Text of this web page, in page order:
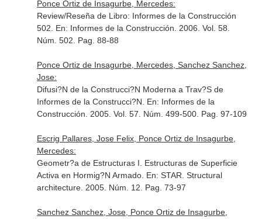
Ponce Ortiz de Insagurbe, Mercedes:
Review/Reseña de Libro: Informes de la Construcción
502. En: Informes de la Construcción . 2006. Vol. 58.
Núm. 502. Pag. 88-88
Ponce Ortiz de Insagurbe, Mercedes, Sanchez Sanchez,
Jose:
Difusi?N de la Construcci?N Moderna a Trav?S de
Informes de la Construcci?N. En: Informes de la
Construcción . 2005. Vol. 57. Núm. 499-500. Pag. 97-109
Escrig Pallares, Jose Felix, Ponce Ortiz de Insagurbe,
Mercedes:
Geometr?a de Estructuras I. Estructuras de Superficie
Activa en Hormig?N Armado. En: STAR. Structural
architecture. 2005. Núm. 12. Pag. 73-97
Sanchez Sanchez, Jose, Ponce Ortiz de Insagurbe,